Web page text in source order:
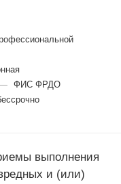
ФИС ФРДО
выполнения
и (или)